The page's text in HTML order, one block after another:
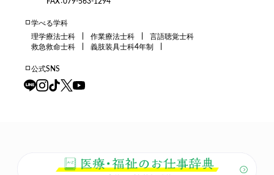
学べる学科
理学療法士科
作業療法士科
言語聴覚士科
救急救命士科
義肢装具士科4年制
公式SNS